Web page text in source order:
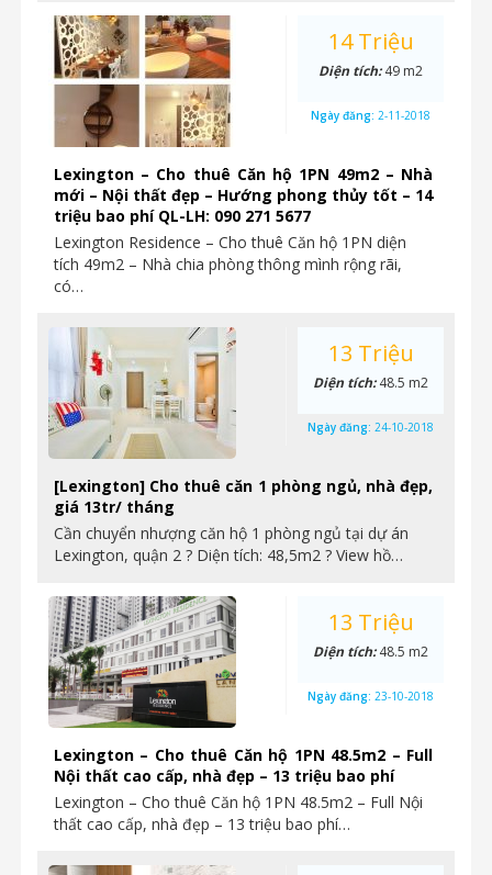
Lexington – Cho thuê Căn hộ 1PN 49m2 – Nhà
mới – Nội thất đẹp – Hướng phong thủy tốt – 14
triệu bao phí QL-LH: 090 271 5677
Lexington Residence – Cho thuê Căn hộ 1PN diện
tích 49m2 – Nhà chia phòng thông mình rộng rãi,
có…
14 Triệu
Diện tích:49 m2
Ngày đăng: 2-11-2018
[Lexington] Cho thuê căn 1 phòng ngủ, nhà đẹp,
giá 13tr/ tháng
Cần chuyển nhượng căn hộ 1 phòng ngủ tại dự án
Lexington, quận 2 ? Diện tích: 48,5m2 ? View hồ…
13 Triệu
Diện tích:48.5 m2
Ngày đăng: 24-10-2018
Lexington – Cho thuê Căn hộ 1PN 48.5m2 – Full
Nội thất cao cấp, nhà đẹp – 13 triệu bao phí
Lexington – Cho thuê Căn hộ 1PN 48.5m2 – Full Nội
thất cao cấp, nhà đẹp – 13 triệu bao phí…
13 Triệu
Diện tích:48.5 m2
Ngày đăng: 23-10-2018